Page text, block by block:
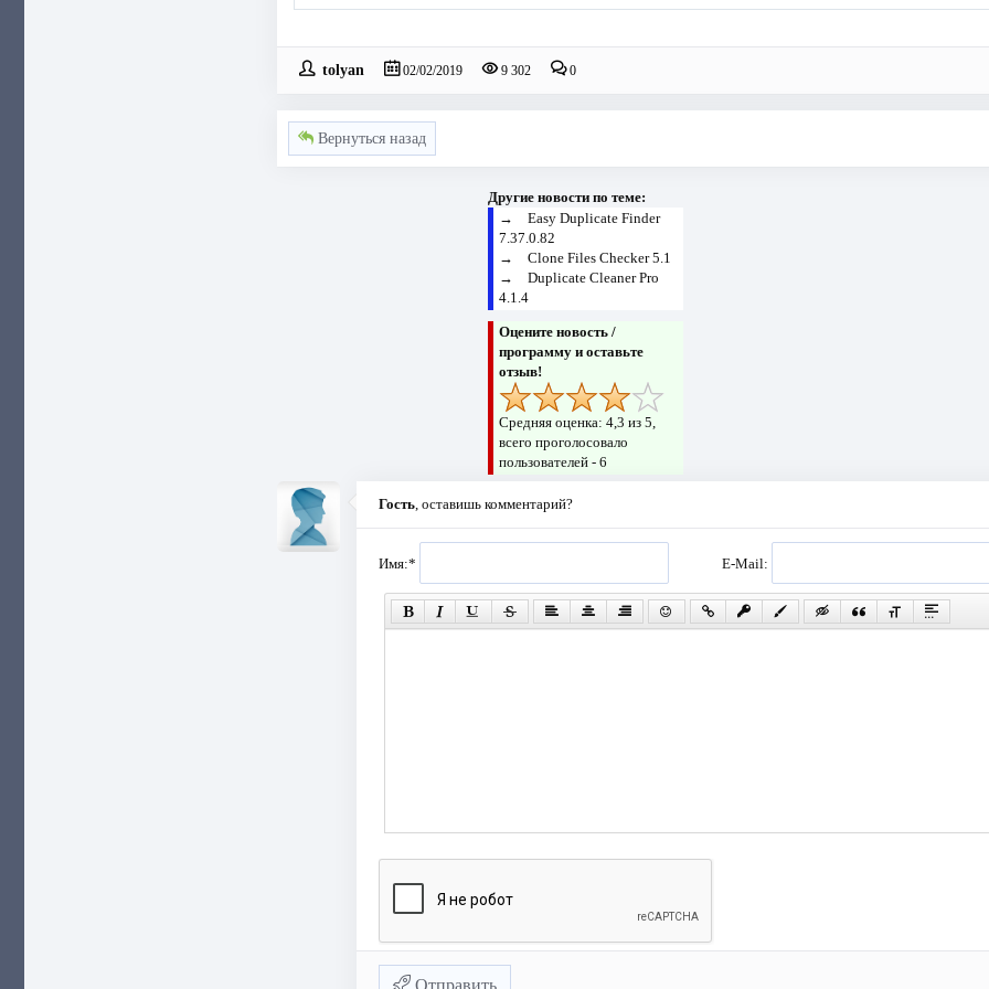
tolyan 02/02/2019 9 302 0
Вернуться назад
Другие новости по теме:
→ Easy Duplicate Finder
7.37.0.82
→ Clone Files Checker 5.1
→ Duplicate Cleaner Pro
4.1.4
Оцените новость /
программу и оставьте
отзыв!
Средняя оценка: 4,3 из 5,
всего проголосовало
пользователей - 6
Гость, оставишь комментарий?
Имя:* E-Mail:
Отправить